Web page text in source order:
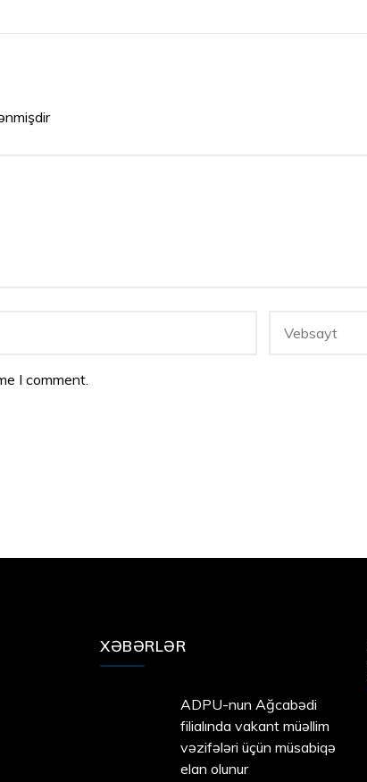
I comment.
XƏBƏRLƏR
ADPU-nun Ağcabədi
filialında vakant müəllim
vəzifələri üçün müsabiqə
elan olunur